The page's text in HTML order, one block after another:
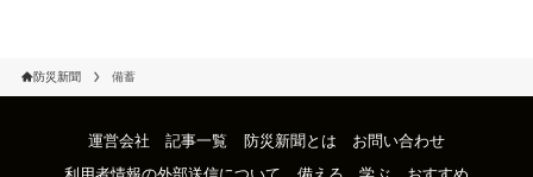
防災新聞 備蓄
運営会社 記事一覧 防災新聞とは
お問い合わせ